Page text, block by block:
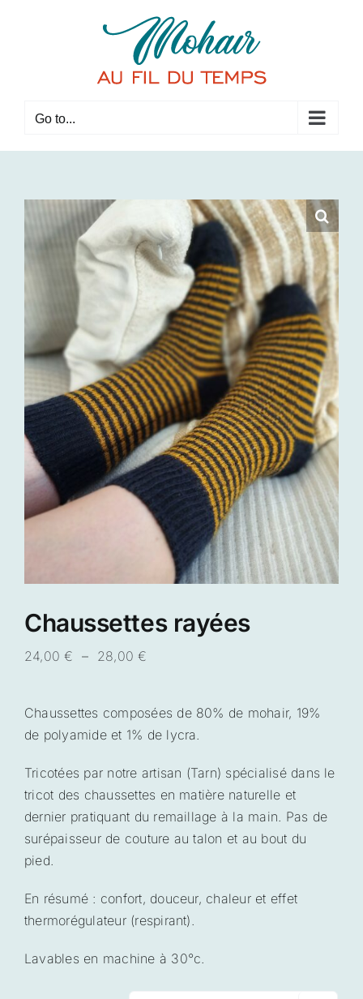
Go to...
Chaussettes rayées
24,00€ – 28,00€
24,00 €
à
28,00 €
Chaussettes composées de 80% de mohair, 19%
de polyamide et 1% de lycra.
Tricotées par notre artisan (Tarn) spécialisé dans le
tricot des chaussettes en matière naturelle et
dernier pratiquant du remaillage à la main. Pas de
surépaisseur de couture au talon et au bout du
pied.
En résumé : confort, douceur, chaleur et effet
thermorégulateur (respirant).
Lavables en machine à 30°c.